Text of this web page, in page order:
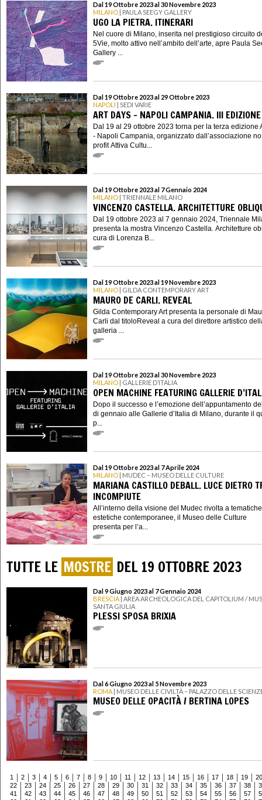
Dal 19 Ottobre 2023 al 30 Novembre 2023
MILANO | PAULA SEEGY GALLERY
UGO LA PIETRA. ITINERARI
Nel cuore di Milano, inserita nel prestigioso circuito
5Vie, molto attivo nell’ambito dell’arte, apre Paula
Gallery ...
Dal 19 Ottobre 2023 al 29 Ottobre 2023
NAPOLI | SEDI VARIE
ART DAYS - NAPOLI CAMPANIA. III EDIZIONE
Dal 19 al 29 ottobre 2023 torna per la terza edizione
- Napoli Campania, organizzato dall’associazione no
profit Attiva Cultu...
Dal 19 Ottobre 2023 al 7 Gennaio 2024
MILANO | TRIENNALE MILANO
VINCENZO CASTELLA. ARCHITETTURE
Dal 19 ottobre 2023 al 7 gennaio 2024, Triennale
presenta la mostra Vincenzo Castella. Architetture
cura di Lorenza B...
Dal 19 Ottobre 2023 al 19 Novembre 2023
MILANO | GILDA CONTEMPORARY ART
MAURO DE CARLI. REVEAL
Gilda Contemporary Art presenta la personale di
Carli dal titoloReveal a cura del direttore artistico
galleria ...
Dal 19 Ottobre 2023 al 30 Novembre 2023
MILANO | GALLERIE D’ITALIA
OPEN MACHINE FEATURING GALLERIE
Dopo il successo e l’emozione dell’appuntamento
di gennaio alle Gallerie d’Italia di Milano, durante il
p...
Dal 19 Ottobre 2023 al 7 Aprile 2024
MILANO | MUDEC – MUSEO DELLE CULTURE
MARIANA CASTILLO DEBALL. LUCE DIETRO
INCOMPIUTE
All’interno della visione del Mudec rivolta a
estetiche contemporanee, il Museo delle Culture
presenta per l’a...
TUTTE LE MOSTRE DEL 19 OTTOBRE 2023
Dal 9 Giugno 2023 al 7 Gennaio 2024
BRESCIA | AREA ARCHEOLOGICA DEL CAPITOLIUM /
SANTA GIULIA
PLESSI SPOSA BRIXIA
Dal 6 Giugno 2023 al 5 Novembre 2023
ROMA | MUSEO DELLE CIVILTÀ – PALAZZO DELLE
MUSEO DELLE OPACITÀ / BERTINA LOPES
1 2 3 4 5 6 7 8 9 10 11 12 13 14 15 16 17 18 19
20
22
23 24 25 26 27 28 29 30 31 32 33 34 35 36 37 38
41
42 43 44 45 46 47 48 49 50 51 52 53 54 55 56 57